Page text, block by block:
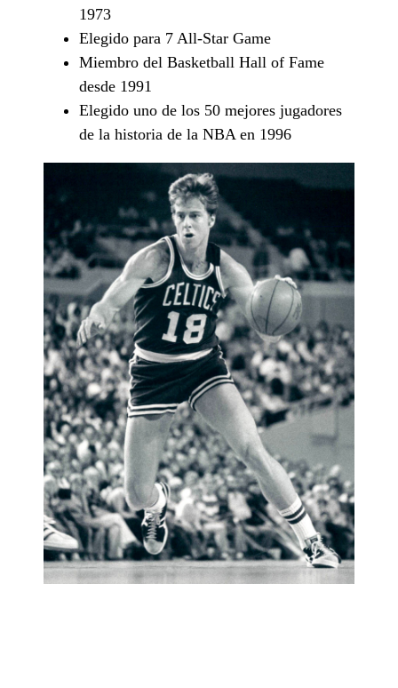
1973
Elegido para 7 All-Star Game
Miembro del Basketball Hall of Fame
desde 1991
Elegido uno de los 50 mejores jugadores
de la historia de la NBA en 1996